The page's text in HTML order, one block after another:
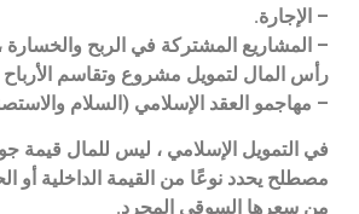
– الإجارة.
– المشاريع المشتركة في الربح
رأس المال لتمويل مشروع وتقاسم
– مهاجمو العقد الإسلامي (السلام
في التمويل الإسلامي ، ليس للمال قيمة
مصطلح يحدد نوعًا من القيمة الداخلية أو
من سعرها السوقي المجرد.